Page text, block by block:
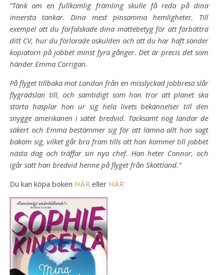
”Tänk om en fullkomlig främling skulle få reda på dina
innersta tankar. Dina mest pinsamma hemligheter. Till
exempel att du förfalskade dina mattebetyg för att förbättra
ditt CV, hur du förlorade oskulden och att du har haft sönder
kopiatorn på jobbet minst fyra gånger. Det är precis det som
händer Emma Corrigan.
På flyget tillbaka mot London från en misslyckad jobbresa slår
flygrädslan till, och samtidigt som hon tror att planet ska
störta hasplar hon ur sig hela livets bekännelser till den
snygge amerikanen i sätet bredvid. Tacksamt nog landar de
säkert och Emma bestämmer sig för att lämna allt hon sagt
bakom sig, vilket går bra fram tills att hon kommer till jobbet
nästa dag och träffar sin nya chef. Han heter Connor, och
igår satt han bredvid henne på flyget från Skottland.”
Du kan köpa boken HÄR eller HÄR